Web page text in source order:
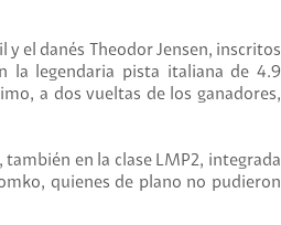
el danés Theodor Jensen, inscritos
la legendaria pista italiana de 4.9
a dos vueltas de los ganadores,
en la clase LMP2, integrada
quienes de plano no pudieron